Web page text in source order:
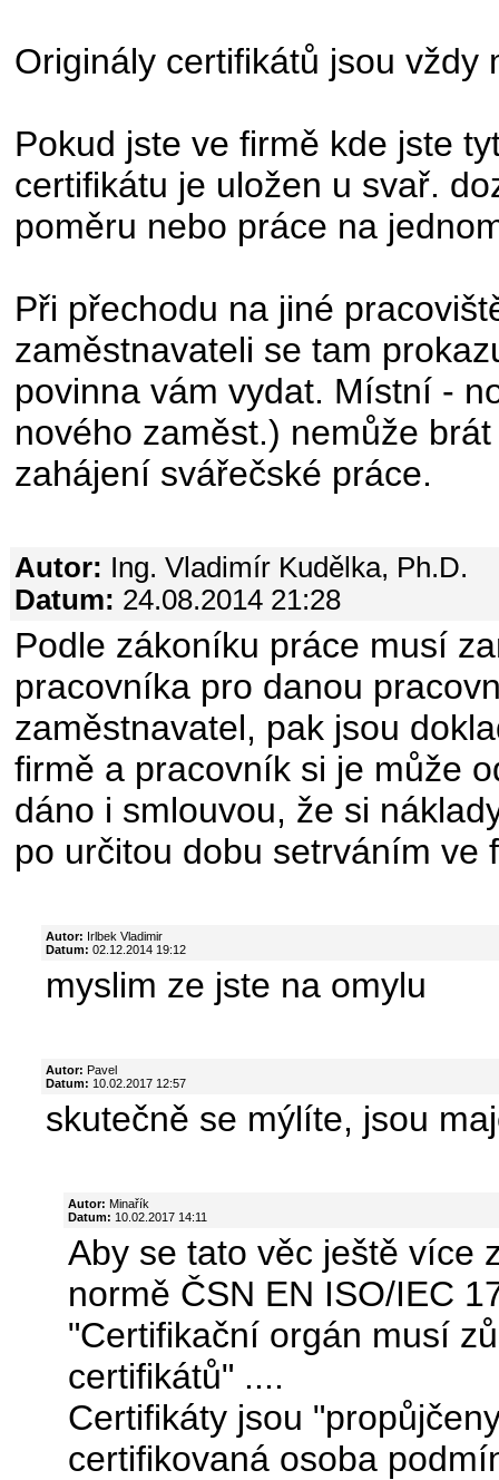
Originály certifikátů jsou vždy
Pokud jste ve firmě kde jste
certifikátu je uložen u svař.
poměru nebo práce na
Při přechodu na jiné
zaměstnavateli se tam
povinna vám vydat. Místní -
nového zaměst.) nemůže
zahájení svářečské práce.
Autor: Ing. Vladimír Kudělka, Ph.D.
Datum: 24.08.2014 21:28
Podle zákoníku práce musí
pracovníka pro danou
zaměstnavatel, pak jsou
firmě a pracovník si je může
dáno i smlouvou, že si
po určitou dobu setrváním ve
Autor: Irlbek Vladimir
Datum: 02.12.2014 19:12
myslim ze jste na omylu
Autor: Pavel
Datum: 10.02.2017 12:57
skutečně se mýlíte, jsou
Autor: Minařík
Datum: 10.02.2017 14:11
Aby se tato věc ještě více
normě ČSN EN ISO/IEC
"Certifikační orgán musí
certifikátů" ....
Certifikáty jsou
certifikovaná osoba